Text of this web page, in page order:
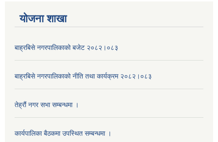
याेजना शाखा
बाह्रबिसे नगरपालिकाको बजेट २०८२।०८३
बाह्रबिसे नगरपालिकाको नीति तथा कार्यक्रम २०८२।०८३
तेह्रौं नगर सभा सम्बन्धमा ।
कार्यपालिका बैठकमा उपस्थित सम्बन्धमा ।